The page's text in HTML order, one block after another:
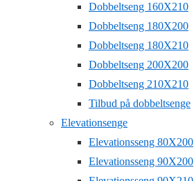
Dobbeltseng 160X210
Dobbeltseng 180X200
Dobbeltseng 180X210
Dobbeltseng 200X200
Dobbeltseng 210X210
Tilbud på dobbeltsenge
Elevationsenge
Elevationsseng 80X200
Elevationsseng 90X200